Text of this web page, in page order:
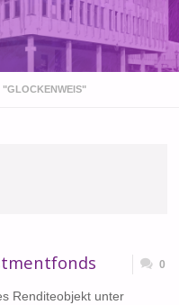
"GLOCKENWEIS"
0
Renditeobjekt unter